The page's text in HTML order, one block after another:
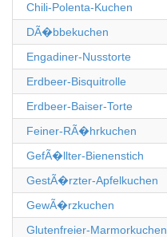
Chili-Polenta-Kuchen
DÃ�bbekuchen
Engadiner-Nusstorte
Erdbeer-Bisquitrolle
Erdbeer-Baiser-Torte
Feiner-RÃ�hrkuchen
GefÃ�llter-Bienenstich
GestÃ�rzter-Apfelkuchen
GewÃ�rzkuchen
Glutenfreier-Marmorkuchen